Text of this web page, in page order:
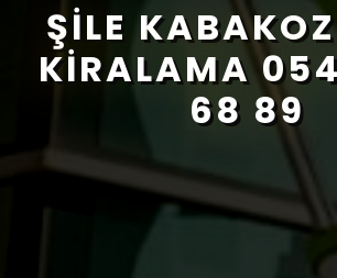
ŞILE
KIRALAMA
68 89